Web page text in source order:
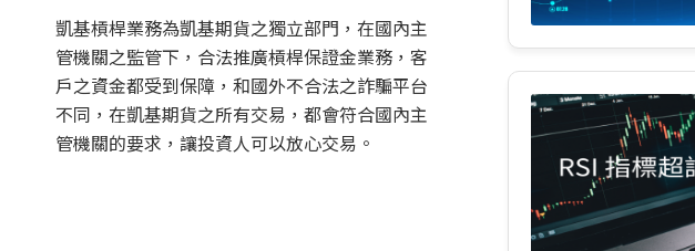
凱基槓桿業務為凱基期貨之獨立部門，在國內主
管機關之監管下，合法推廣槓桿保證金業務，客
戶之資金都受到保障，和國外不合法之詐騙平台
不同，在凱基期貨之所有交易，都會符合國內主
管機關的要求，讓投資人可以放心交易。